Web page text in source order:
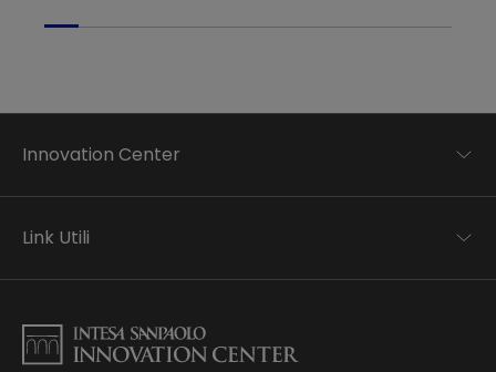
Innovation Center
Applied research
Business transformation
Link Utili
Informativa Privacy
Informativa Privacy Careers